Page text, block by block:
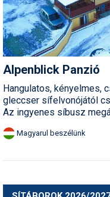
Alpenblick Panzió
Hangulatos, kényelmes,
gleccser sífelvonójától
Az ingyenes síbusz
Magyarul beszélünk